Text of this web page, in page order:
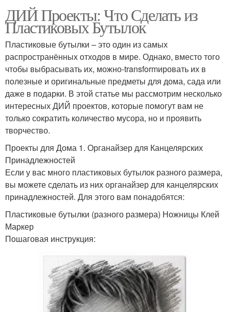
ДИЙ Проекты: Что Сделать из
Пластиковых Бутылок
Пластиковые бутылки – это один из самых
распространённых отходов в мире. Однако, вместо того
чтобы выбрасывать их, можно-transformировать их в
полезные и оригинальные предметы для дома, сада или
даже в подарки. В этой статье мы рассмотрим несколько
интересных ДИЙ проектов, которые помогут вам не
только сократить количество мусора, но и проявить
творчество.
Проекты для Дома 1. Органайзер для Канцелярских
Принадлежностей
Если у вас много пластиковых бутылок разного размера,
вы можете сделать из них органайзер для канцелярских
принадлежностей. Для этого вам понадобятся:
Пластиковые бутылки (разного размера) Ножницы Клей
Маркер
Пошаговая инструкция: